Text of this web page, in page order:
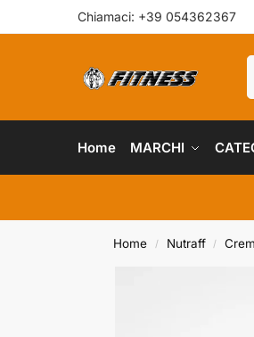
Chiamaci: +39 054362367
Home MARCHI
Home / Nutraff /